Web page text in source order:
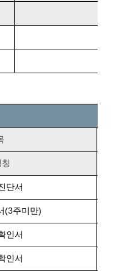
단서
(3주미만)
인서
인서